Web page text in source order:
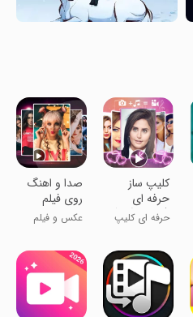
کلیپ ساز
حرفه ای
(میکس آهنگ
و عکس)
حرفه ای کلیپ
صدا و اهنگ
روی فیلم
عکس و فیلم